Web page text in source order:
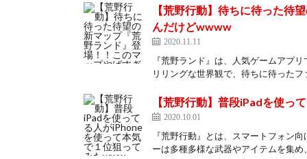
【荒野行動】待ちに待った待
んだけどwwww
2020.11.11
『荒野ランド』は、人気ゲームアプ
リリングな世界観で、待ちに待った
【荒野行動】普段iPadを使っ
2020.10.01
『荒野行動』とは、スマートフォン
ーは多種多様な武器やアイテムを集